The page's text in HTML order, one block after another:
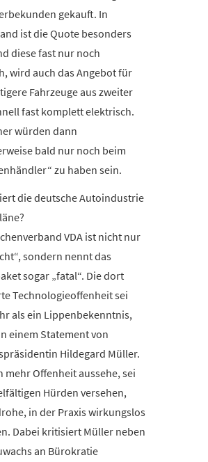
gekauft. In
ist die Quote besonders
diese fast nur noch
wird auch das Angebot für
Fahrzeuge aus zweiter
fast komplett elektrisch.
würden dann
bald nur noch beim
zu haben sein.
die deutsche Autoindustrie
VDA ist nicht nur
sondern nennt das
sogar „fatal“. Die dort
Technologieoffenheit sei
als ein Lippenbekenntnis,
einem Statement von
Hildegard Müller.
mehr Offenheit aussehe, sei
Hürden versehen,
in der Praxis wirkungslos
Dabei kritisiert Müller neben
an Bürokratie